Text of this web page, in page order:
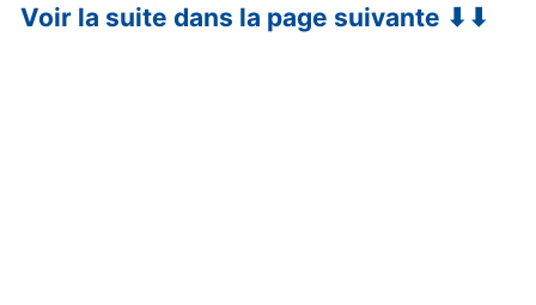
Voir la suite dans la page suivante ⬇⬇